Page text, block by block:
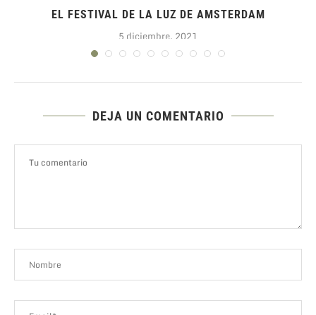
EL FESTIVAL DE LA LUZ DE AMSTERDAM
5 diciembre, 2021
DEJA UN COMENTARIO